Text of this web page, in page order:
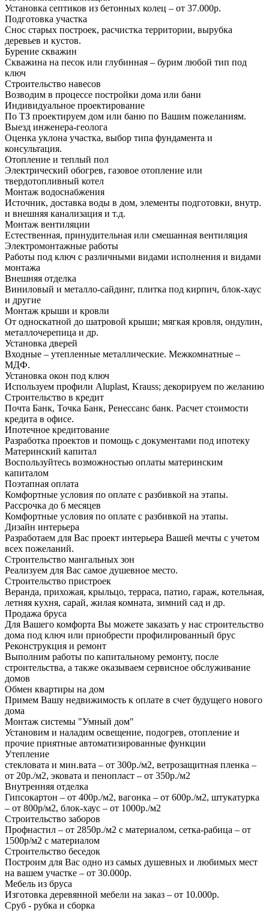
Установка септиков из бетонных колец – от 37.000р.
Подготовка участка
Снос старых построек, расчистка территории, вырубка
деревьев и кустов.
Бурение скважин
Скважина на песок или глубинная – бурим любой тип под
ключ
Строительство навесов
Возводим в процессе постройки дома или бани
Индивидуальное проектирование
По ТЗ проектируем дом или баню по Вашим пожеланиям.
Выезд инженера-геолога
Оценка уклона участка, выбор типа фундамента и
консультация.
Отопление и теплый пол
Электрический обогрев, газовое отопление или
твердотопливный котел
Монтаж водоснабжения
Источник, доставка воды в дом, элементы подготовки, внутр.
и внешняя канализация и т.д.
Монтаж вентиляции
Естественная, принудительная или смешанная вентиляция
Электромонтажные работы
Работы под ключ с различными видами исполнения и видами
монтажа
Внешняя отделка
Виниловый и металло-сайдинг, плитка под кирпич, блок-хаус
и другие
Монтаж крыши и кровли
От односкатной до шатровой крыши; мягкая кровля, ондулин,
металлочерепица и др.
Установка дверей
Входные – утепленные металлические. Межкомнатные –
МДФ.
Установка окон под ключ
Используем профили Aluplast, Krauss; декорируем по желанию
Строительство в кредит
Почта Банк, Точка Банк, Ренессанс банк. Расчет стоимости
кредита в офисе.
Ипотечное кредитование
Разработка проектов и помощь с документами под ипотеку
Материнский капитал
Воспользуйтесь возможностью оплаты материнским
капиталом
Поэтапная оплата
Комфортные условия по оплате с разбивкой на этапы.
Рассрочка до 6 месяцев
Комфортные условия по оплате с разбивкой на этапы.
Дизайн интерьера
Разработаем для Вас проект интерьера Вашей мечты с учетом
всех пожеланий.
Строительство мангальных зон
Реализуем для Вас самое душевное место.
Строительство пристроек
Веранда, прихожая, крыльцо, терраса, патио, гараж, котельная,
летняя кухня, сарай, жилая комната, зимний сад и др.
Продажа бруса
Для Вашего комфорта Вы можете заказать у нас строительство
дома под ключ или приобрести профилированный брус
Реконструкция и ремонт
Выполним работы по капитальному ремонту, после
строительства, а также оказываем сервисное обслуживание
домов
Обмен квартиры на дом
Примем Вашу недвижимость к оплате в счет будущего нового
дома
Монтаж системы "Умный дом"
Установим и наладим освещение, подогрев, отопление и
прочие приятные автоматизированные функции
Утепление
стекловата и мин.вата – от 300р./м2, ветрозащитная пленка –
от 20р./м2, эковата и пенопласт – от 350р./м2
Внутренняя отделка
Гипсокартон – от 400р./м2, вагонка – от 600р./м2, штукатурка
– от 800р/м2, блок-хаус – от 1000р./м2
Строительство заборов
Профнастил – от 2850р./м2 с материалом, сетка-рабица – от
1500р/м2 с материалом
Строительство беседок
Построим для Вас одно из самых душевных и любимых мест
на вашем участке – от 30.000р.
Мебель из бруса
Изготовка деревянной мебели на заказ – от 10.000р.
Сруб - рубка и сборка